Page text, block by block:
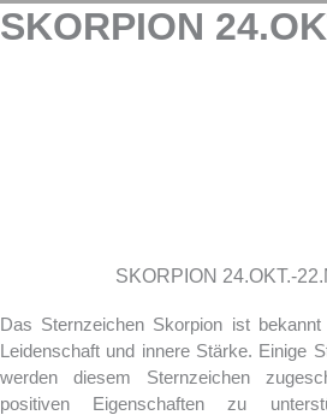
SKORPION
SKORPION 24.OKT.-
Das Sternzeichen Skorpion ist
Leidenschaft und innere Stärke. Einige
werden diesem Sternzeichen
positiven Eigenschaften zu